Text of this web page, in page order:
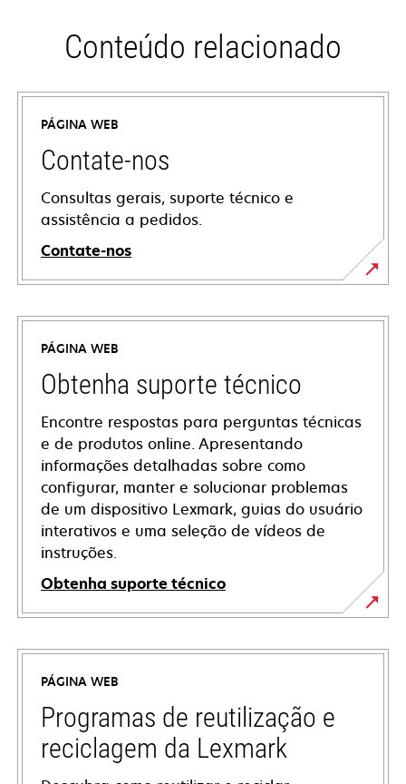
Conteúdo relacionado
PÁGINA WEB
Contate-nos
Consultas gerais, suporte técnico e
assistência a pedidos.
Contate-nos
PÁGINA WEB
Obtenha suporte técnico
Encontre respostas para perguntas técnicas
e de produtos online. Apresentando
informações detalhadas sobre como
configurar, manter e solucionar problemas
de um dispositivo Lexmark, guias do usuário
interativos e uma seleção de vídeos de
instruções.
Obtenha suporte técnico
opens
in
new
tab
PÁGINA WEB
Programas de reutilização e
reciclagem da Lexmark